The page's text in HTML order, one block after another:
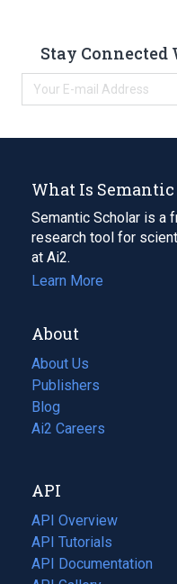
Stay
What Is
Semantic Scholar is a
research tool for
at Ai2.
Learn More
About
About Us
Publishers
Blog
(opens
in
tab)
Ai2 Careers
(opens
new
tab)
API
API Overview
API Tutorials
API Documentation
(opens